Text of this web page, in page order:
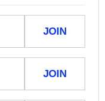
JOIN
JOIN